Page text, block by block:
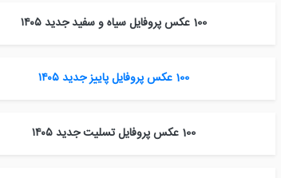
100 عکس پروفایل سیاه و سفید جدید ۱۴۰۵
100 عکس پروفایل پاییز جدید ۱۴۰۵
100 عکس پروفایل تسلیت جدید ۱۴۰۵